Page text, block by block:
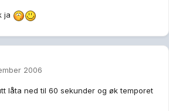
ja
2006
låta ned til 60 sekunder og øk temporet